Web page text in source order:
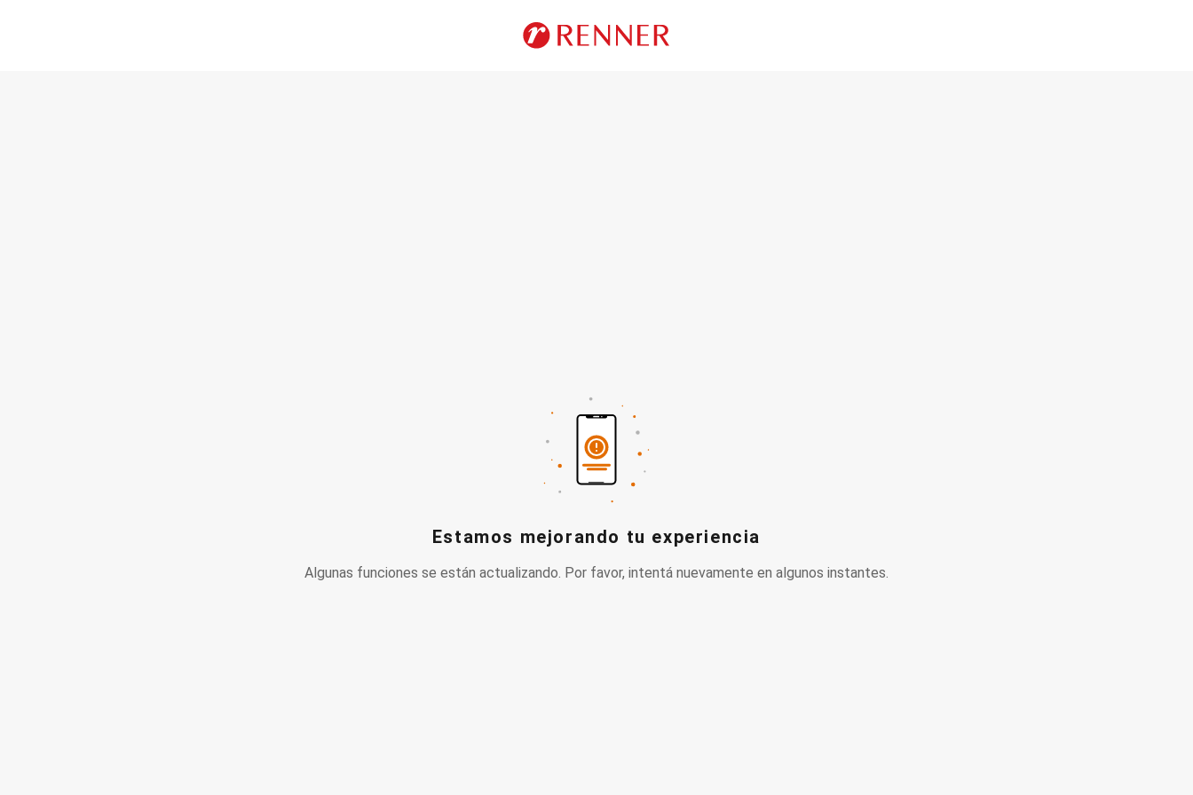
Estamos mejorando tu experiencia
Algunas funciones se están actualizando. Por favor, intentá nuevamente en algunos instantes.